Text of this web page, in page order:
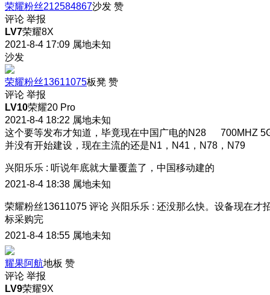
荣耀粉丝212584867沙发 赞
评论 举报
LV7荣耀8X
2021-8-4 17:09 属地未知
沙发
荣耀粉丝13611075板凳 赞
评论 举报
LV10荣耀20 Pro
2021-8-4 18:22 属地未知
这个要等发布才知道，毕竟现在中国广电的N28 700MHZ
并没有开始建设，现在主流的还是N1，N41，N78，N79
兴阳乐乐 : 听说年底就大量覆盖了，中国移动建的
2021-8-4 18:38 属地未知
荣耀粉丝13611075 评论 兴阳乐乐 : 还没那么快。设备现在才
标采购完
2021-8-4 18:55 属地未知
耀果阿航地板 赞
评论 举报
LV9荣耀9X